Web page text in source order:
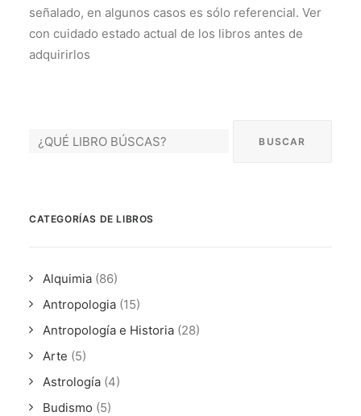
señalado, en algunos casos es sólo referencial. Ver
con cuidado estado actual de los libros antes de
adquirirlos
CATEGORÍAS DE LIBROS
Alquimia (86)
Antropologia (15)
Antropología e Historia (28)
Arte (5)
Astrología (4)
Budismo (5)